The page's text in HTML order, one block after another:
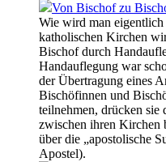
Von Bischof zu
Wie wird man
katholischen Kirchen
Bischof durch
Handauflegung war
der Übertragung eines
Bischöfinnen und
teilnehmen, drücken sie
zwischen ihren Kirchen
über die „apostolische
Apostel).